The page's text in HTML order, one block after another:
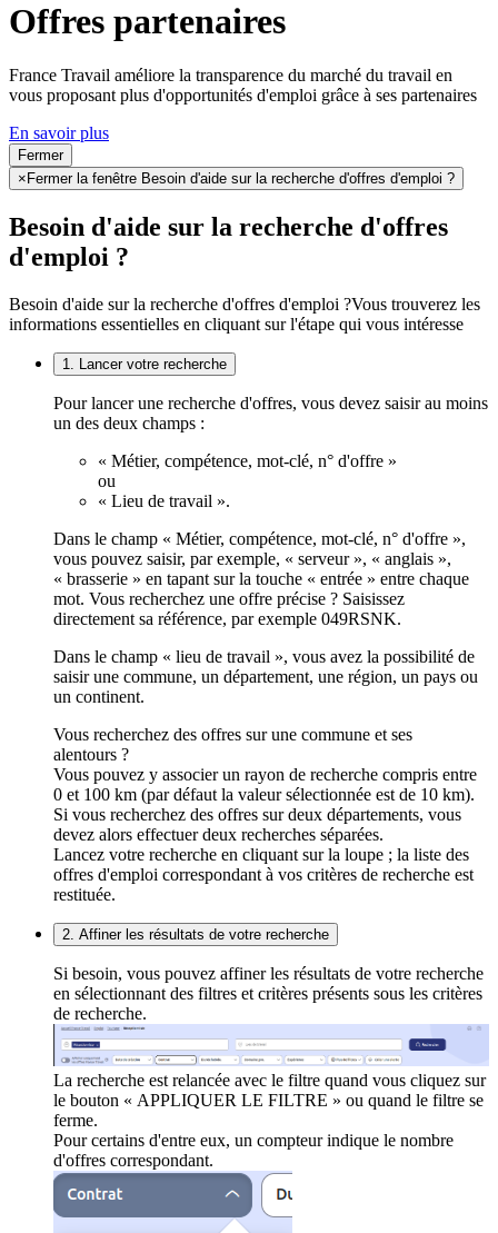
Offres partenaires
France Travail améliore la transparence du marché du travail en
vous proposant plus d'opportunités d'emploi grâce à ses partenaires
En savoir plus
Fermer
× Fermer la fenêtre Besoin d'aide sur la recherche d'offres d'emploi ?
Besoin d'aide sur la recherche d'offres
d'emploi ?
Besoin d'aide sur la recherche d'offres d'emploi ?Vous trouverez les
informations essentielles en cliquant sur l'étape qui vous intéresse
1. Lancer votre recherche
Pour lancer une recherche d'offres, vous devez saisir au moins
un des deux champs :
« Métier, compétence, mot-clé, n° d'offre »
ou
« Lieu de travail ».
Dans le champ « Métier, compétence, mot-clé, n° d'offre »,
vous pouvez saisir, par exemple, « serveur », « anglais »,
« brasserie » en tapant sur la touche « entrée » entre chaque
mot. Vous recherchez une offre précise ? Saisissez
directement sa référence, par exemple 049RSNK.
Dans le champ « lieu de travail », vous avez la possibilité de
saisir une commune, un département, une région, un pays ou
un continent.
Vous recherchez des offres sur une commune et ses
alentours ?
Vous pouvez y associer un rayon de recherche compris entre
0 et 100 km (par défaut la valeur sélectionnée est de 10 km).
Si vous recherchez des offres sur deux départements, vous
devez alors effectuer deux recherches séparées.
Lancez votre recherche en cliquant sur la loupe ; la liste des
offres d'emploi correspondant à vos critères de recherche est
restituée.
2. Affiner les résultats de votre recherche
Si besoin, vous pouvez affiner les résultats de votre recherche
en sélectionnant des filtres et critères présents sous les critères
de recherche.
La recherche est relancée avec le filtre quand vous cliquez sur
le bouton « APPLIQUER LE FILTRE » ou quand le filtre se
ferme.
Pour certains d'entre eux, un compteur indique le nombre
d'offres correspondant.